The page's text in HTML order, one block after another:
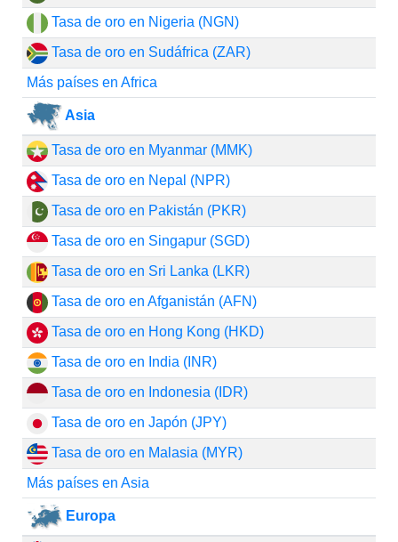
Tasa de oro en Nigeria (NGN)
Tasa de oro en Sudáfrica (ZAR)
Más países en Africa
Asia
Tasa de oro en Myanmar (MMK)
Tasa de oro en Nepal (NPR)
Tasa de oro en Pakistán (PKR)
Tasa de oro en Singapur (SGD)
Tasa de oro en Sri Lanka (LKR)
Tasa de oro en Afganistán (AFN)
Tasa de oro en Hong Kong (HKD)
Tasa de oro en India (INR)
Tasa de oro en Indonesia (IDR)
Tasa de oro en Japón (JPY)
Tasa de oro en Malasia (MYR)
Más países en Asia
Europa